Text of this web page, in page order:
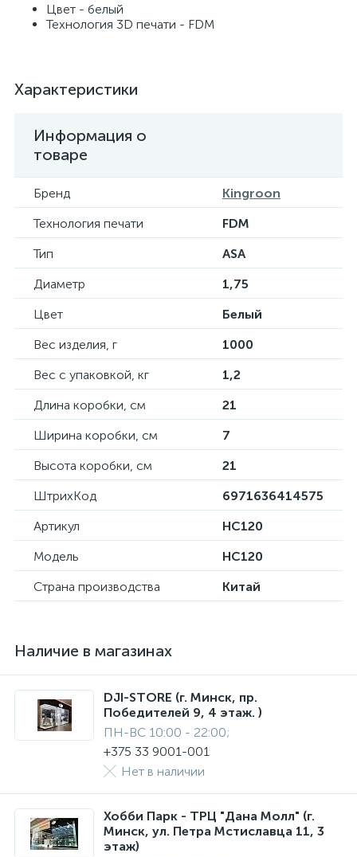
Цвет - белый
Технология 3D печати - FDM
Характеристики
Информация о
товаре
Бренд
Kingroon
Технология печати
FDM
Тип
ASA
Диаметр
1,75
Цвет
Белый
Вес изделия, г
1000
Вес с упаковкой, кг
1,2
Длина коробки, см
21
Ширина коробки, см
7
Высота коробки, см
21
ШтрихКод
6971636414575
Артикул
HC120
Модель
HC120
Страна производства
Китай
Наличие в магазинах
DJI-STORE (г. Минск, пр.
Победителей 9, 4 этаж. )
ПН-ВС 10:00 - 22:00;
+375 33 9001-001
Нет в наличии
Хобби Парк - ТРЦ "Дана Молл" (г.
Минск, ул. Петра Мстиславца 11, 3
этаж)